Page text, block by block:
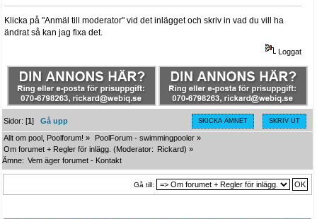
Klicka på "Anmäl till moderator" vid det inlägget och skriv in vad du vill ha
ändrat så kan jag fixa det.
Loggat
SKICKA ÄMNET SKRIV UT
Sidor: [1]Gå upp
Allt om pool, Poolforum! » PoolForum - swimmingpooler »
Om forumet + Regler för inlägg. (Moderator: Rickard) »
Ämne: Vem äger forumet - Kontakt
Gå till: